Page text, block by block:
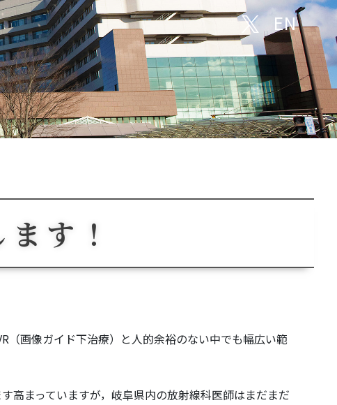
EN
す！
画像ガイド下治療）と人的余裕のない中でも幅広い範
高まっていますが，岐阜県内の放射線科医師はまだまだ